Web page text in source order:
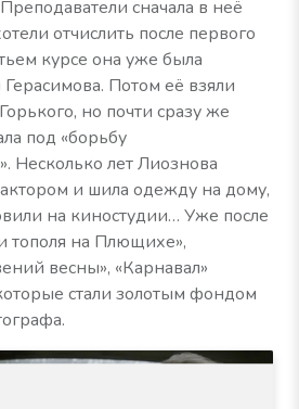
сначала в неё
отчислить после первого
курсе она уже была
Герасимова. Потом её взяли
но почти сразу же
под «борьбу
Несколько лет Лиознова
и шила одежду на дому,
на киностудии… Уже после
тополя на Плющихе»,
весны», «Карнавал»
стали золотым фондом